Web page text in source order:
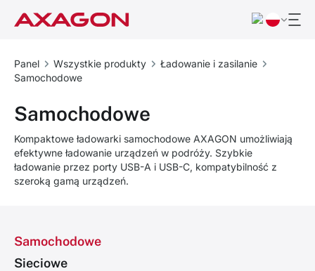
Panel Wszystkie produkty
Ładowanie i zasilanie
Samochodowe
Samochodowe
Kompaktowe ładowarki samochodowe AXAGON umożliwiają
efektywne ładowanie urządzeń w podróży. Szybkie
ładowanie przez porty USB-A i USB-C, kompatybilność z
szeroką gamą urządzeń.
Samochodowe
Sieciowe